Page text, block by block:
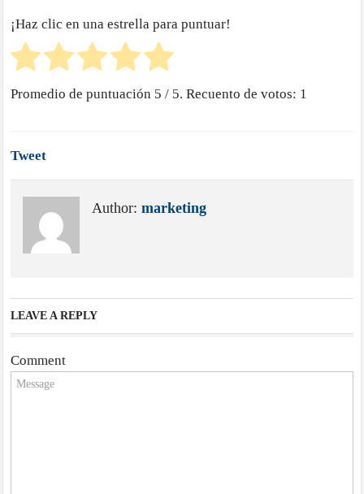
¡Haz clic en una estrella para puntuar!
Promedio de puntuación 5 / 5. Recuento de votos: 1
Tweet
Author:marketing
LEAVE A REPLY
Comment